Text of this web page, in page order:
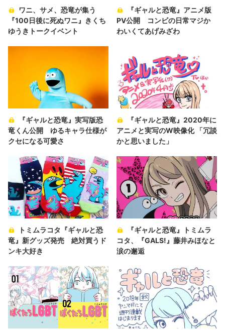
ワニ、サメ、恐竜が集う
『100日後に死ぬワニ』きくち
ゆうきトークイベント
『ギャルと恐竜』アニメ版
PV公開 コンビの日常マジか
わいくてあげみざわ
『ギャルと恐竜』実写版恐
竜くん公開 ゆるキャラ仕様が
クセになる可愛さ
『ギャルと恐竜』2020年に
アニメと実写のW映像化 「冗談
かと思いました」
トミムラコタ『ギャルと恐
竜』新グッズ発売 絶対買うド
ンキ大好き
『ギャルと恐竜』トミムラ
コタ、『GALS!』藤井みほなと
涙の邂逅